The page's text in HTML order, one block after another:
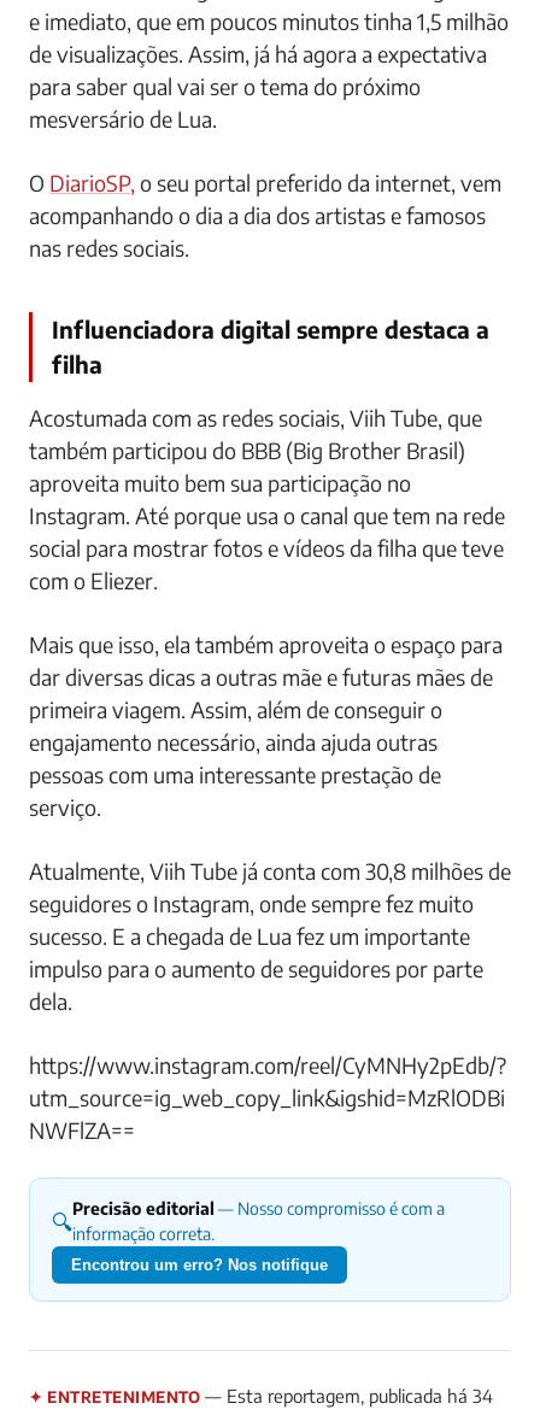
e imediato, que em poucos minutos tinha 1,5 milhão
de visualizações. Assim, já há agora a expectativa
para saber qual vai ser o tema do próximo
mesversário de Lua.
O DiarioSP, o seu portal preferido da internet, vem
acompanhando o dia a dia dos artistas e famosos
nas redes sociais.
Influenciadora digital sempre destaca a
filha
Acostumada com as redes sociais, Viih Tube, que
também participou do BBB (Big Brother Brasil)
aproveita muito bem sua participação no
Instagram. Até porque usa o canal que tem na rede
social para mostrar fotos e vídeos da filha que teve
com o Eliezer.
Mais que isso, ela também aproveita o espaço para
dar diversas dicas a outras mãe e futuras mães de
primeira viagem. Assim, além de conseguir o
engajamento necessário, ainda ajuda outras
pessoas com uma interessante prestação de
serviço.
Atualmente, Viih Tube já conta com 30,8 milhões de
seguidores o Instagram, onde sempre fez muito
sucesso. E a chegada de Lua fez um importante
impulso para o aumento de seguidores por parte
dela.
https://www.instagram.com/reel/CyMNHy2pEdb/?
utm_source=ig_web_copy_link&igshid=MzRlODBi
NWFlZA==
🔍Precisão editorial — Nosso compromisso é com a
informação correta.
Encontrou um erro? Nos notifique
✦ ENTRETENIMENTO — Esta reportagem, publicada há 34